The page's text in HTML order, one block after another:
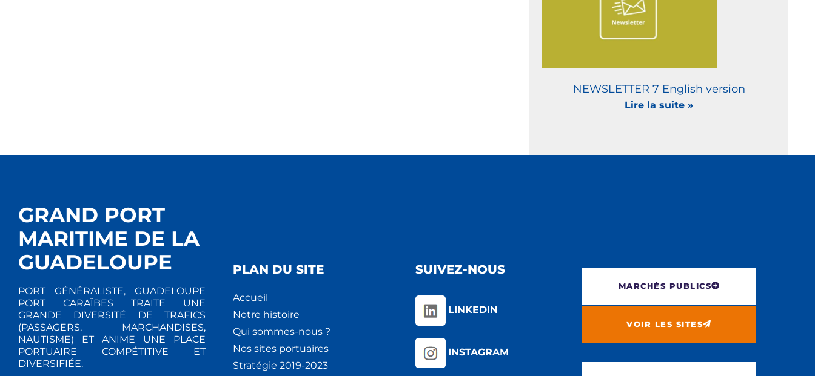
NEWSLETTER 7 English version
Lire la suite »
GRAND PORT
MARITIME DE LA
GUADELOUPE
PORT GÉNÉRALISTE, GUADELOUPE
PORT CARAÏBES TRAITE UNE
GRANDE DIVERSITÉ DE TRAFICS
(PASSAGERS, MARCHANDISES,
NAUTISME) ET ANIME UNE PLACE
PORTUAIRE COMPÉTITIVE ET
DIVERSIFIÉE.
PLAN DU SITE
Accueil
Notre histoire
Qui sommes-nous ?
Nos sites portuaires
Stratégie 2019-2023
SUIVEZ-NOUS
LINKEDIN
INSTAGRAM
MARCHÉS PUBLICS
VOIR LES SITES